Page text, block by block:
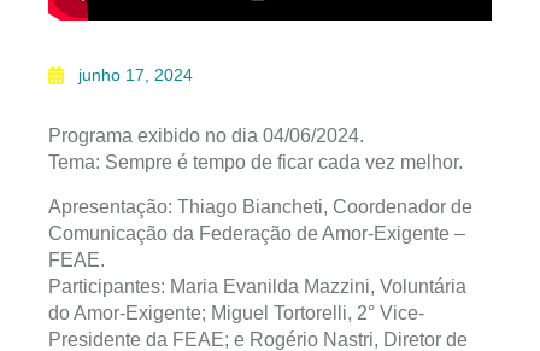
junho 17, 2024
Programa exibido no dia 04/06/2024.
Tema: Sempre é tempo de ficar cada vez melhor.
Apresentação: Thiago Biancheti, Coordenador de
Comunicação da Federação de Amor-Exigente –
FEAE.
Participantes: Maria Evanilda Mazzini, Voluntária
do Amor-Exigente; Miguel Tortorelli, 2° Vice-
Presidente da FEAE; e Rogério Nastri, Diretor de